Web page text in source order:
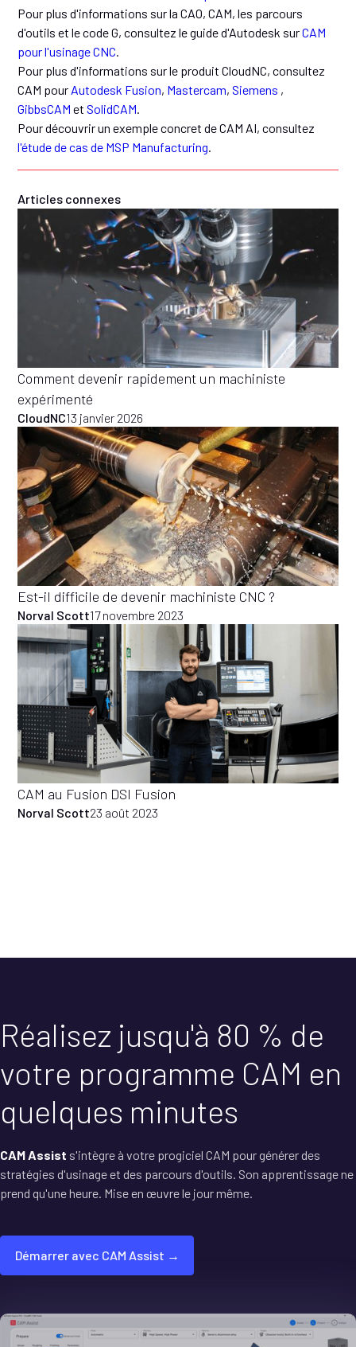
Pour plus d'informations sur la CAO, CAM, les parcours
d'outils et le code G, consultez le guide d'Autodesk surCAM
pour l'usinage CNC
Pour plus d'informations sur le produit CloudNC, consultez
CAM pour Autodesk Fusion, Mastercam,Siemens ,
GibbsCAM etSolidCAM
Pour découvrir un exemple concret de CAM AI, consultez
l'étude de cas de MSP Manufacturing
Articles connexes
Comment devenir rapidement un machiniste
expérimenté
CloudNC13 janvier 2026
Est-il difficile de devenir machiniste CNC ?
Norval Scott17 novembre 2023
CAM au Fusion DSI Fusion
Norval Scott23 août 2023
Réalisez jusqu'à 80 % de
votre programme CAM en
quelques minutes
CAM Assist s'intègre à votre progiciel CAM pour générer des
stratégies d'usinage et des parcours d'outils. Son apprentissage ne
prend qu'une heure. Mise en œuvre le jour même.
Démarrer avec CAM Assist →